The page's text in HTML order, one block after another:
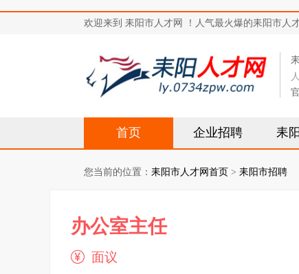
欢迎来到 耒阳市人才网 ！人气最火爆的耒阳市人
首页 企业招聘 耒
您当前的位置： 耒阳市人才网首页 > 耒阳市招聘
办公室主任
面议